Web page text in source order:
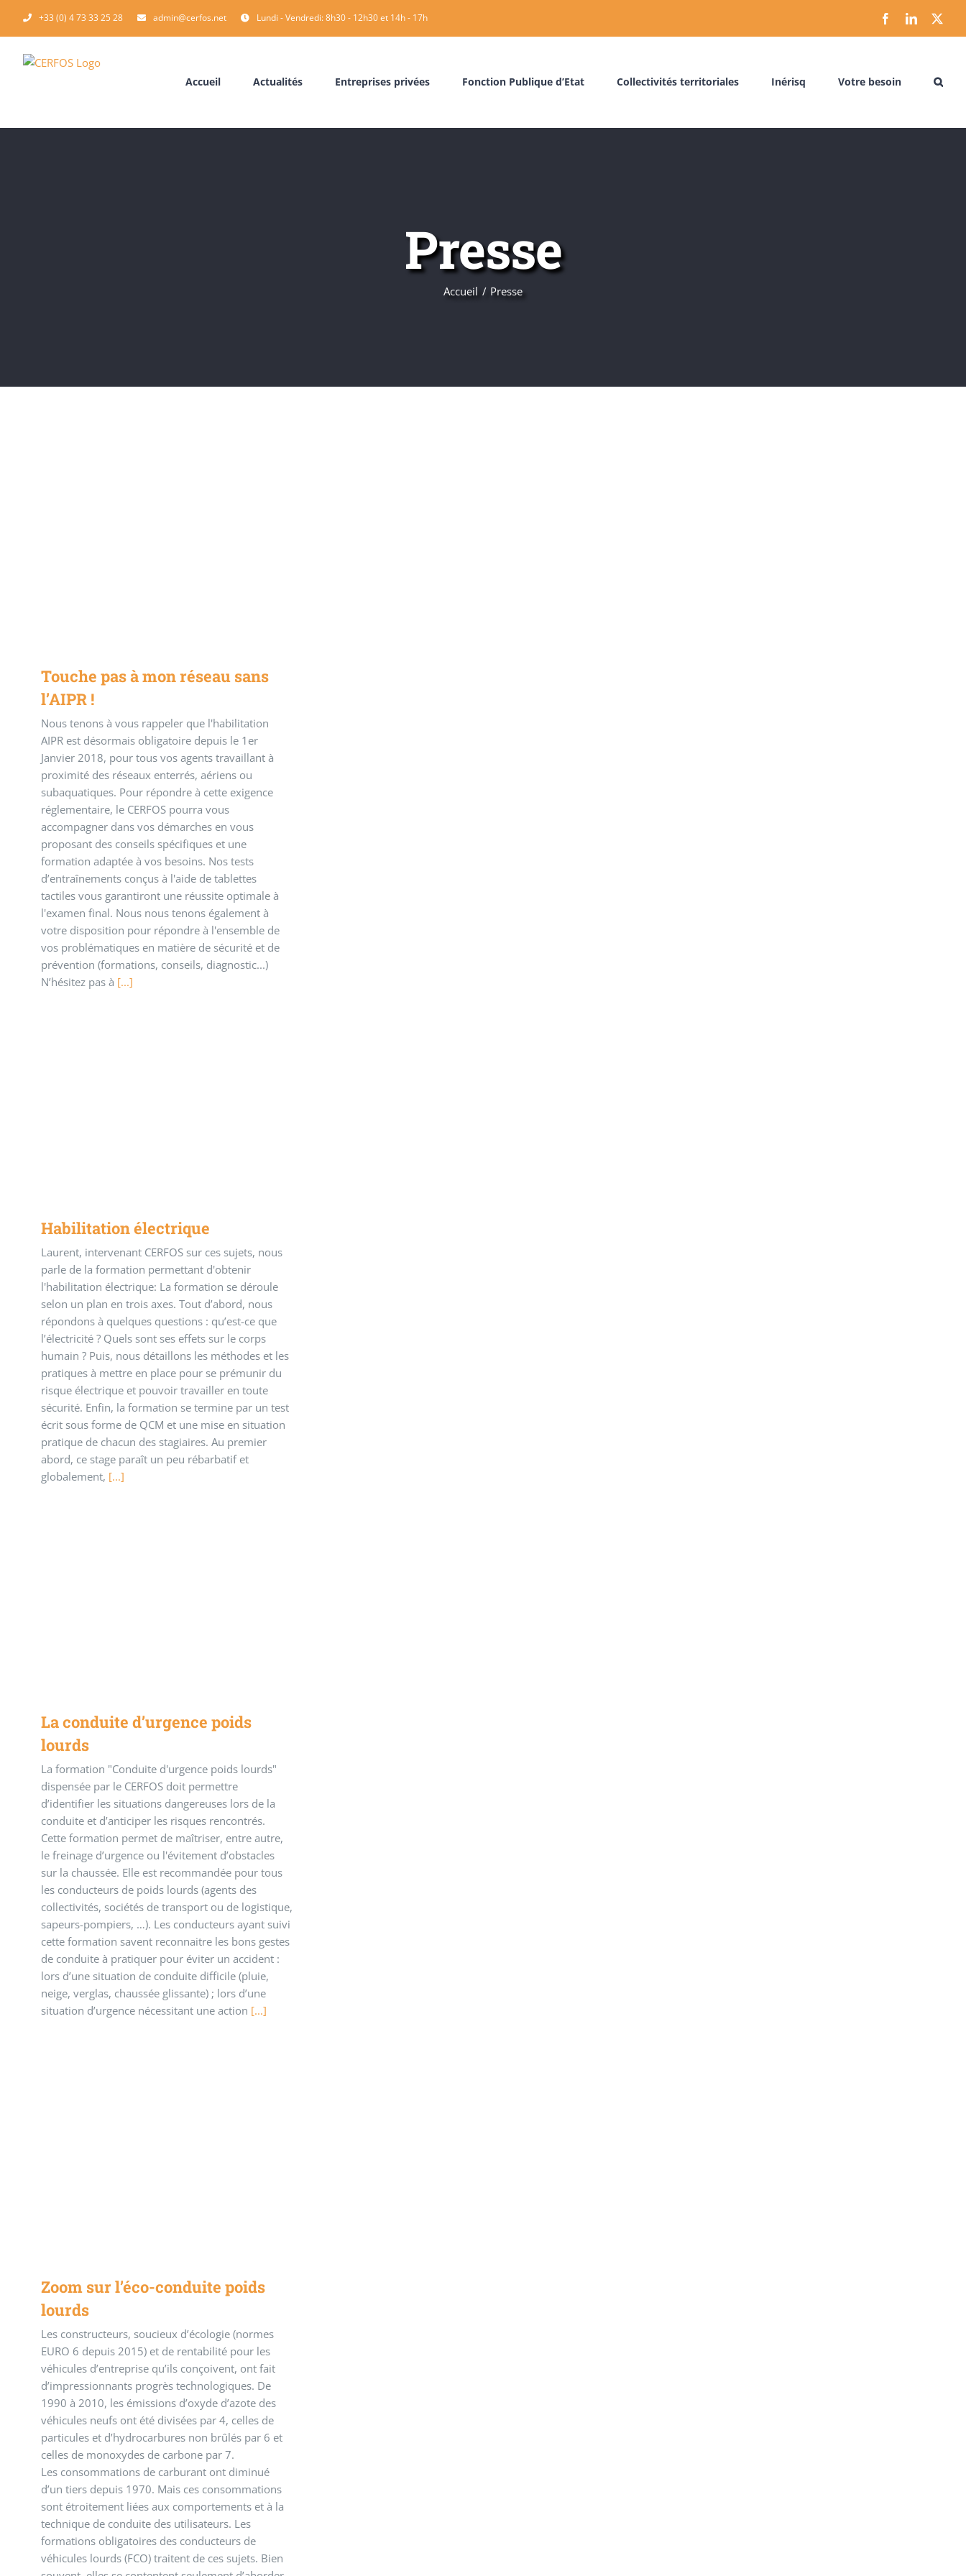
+33 (0) 4 73 33 25 28 admin@cerfos.net Lundi - Vendredi: 8h30 - 12h30 et 14h - 17h FacebookLinkedIn
Accueil Actualités Entreprises privées Fonction Publique d’Etat Collectivités territoriales Inérisq Votre besoin
Presse
Accueil Presse
Touche pas à mon réseau sans
l’AIPR !
Nous tenons à vous rappeler que l'habilitation
AIPR est désormais obligatoire depuis le 1er
Janvier 2018, pour tous vos agents travaillant à
proximité des réseaux enterrés, aériens ou
subaquatiques. Pour répondre à cette exigence
réglementaire, le CERFOS pourra vous
accompagner dans vos démarches en vous
proposant des conseils spécifiques et une
formation adaptée à vos besoins. Nos tests
d’entraînements conçus à l'aide de tablettes
tactiles vous garantiront une réussite optimale à
l'examen final. Nous nous tenons également à
votre disposition pour répondre à l'ensemble de
vos problématiques en matière de sécurité et de
prévention (formations, conseils, diagnostic...)
N’hésitez pas à [...]
Habilitation électrique
Laurent, intervenant CERFOS sur ces sujets, nous
parle de la formation permettant d'obtenir
l'habilitation électrique: La formation se déroule
selon un plan en trois axes. Tout d’abord, nous
répondons à quelques questions : qu’est-ce que
l’électricité ? Quels sont ses effets sur le corps
humain ? Puis, nous détaillons les méthodes et les
pratiques à mettre en place pour se prémunir du
risque électrique et pouvoir travailler en toute
sécurité. Enfin, la formation se termine par un test
écrit sous forme de QCM et une mise en situation
pratique de chacun des stagiaires. Au premier
abord, ce stage paraît un peu rébarbatif et
globalement, [...]
La conduite d’urgence poids
lourds
La formation "Conduite d'urgence poids lourds"
dispensée par le CERFOS doit permettre
d’identifier les situations dangereuses lors de la
conduite et d’anticiper les risques rencontrés.
Cette formation permet de maîtriser, entre autre,
le freinage d’urgence ou l'évitement d’obstacles
sur la chaussée. Elle est recommandée pour tous
les conducteurs de poids lourds (agents des
collectivités, sociétés de transport ou de logistique,
sapeurs-pompiers, …). Les conducteurs ayant suivi
cette formation savent reconnaitre les bons gestes
de conduite à pratiquer pour éviter un accident :
lors d’une situation de conduite difficile (pluie,
neige, verglas, chaussée glissante) ; lors d’une
situation d’urgence nécessitant une action [...]
Zoom sur l’éco-conduite poids
lourds
Les constructeurs, soucieux d’écologie (normes
EURO 6 depuis 2015) et de rentabilité pour les
véhicules d’entreprise qu’ils conçoivent, ont fait
d’impressionnants progrès technologiques. De
1990 à 2010, les émissions d’oxyde d’azote des
véhicules neufs ont été divisées par 4, celles de
particules et d’hydrocarbures non brûlés par 6 et
celles de monoxydes de carbone par 7.
Les consommations de carburant ont diminué
d’un tiers depuis 1970. Mais ces consommations
sont étroitement liées aux comportements et à la
technique de conduite des utilisateurs. Les
formations obligatoires des conducteurs de
véhicules lourds (FCO) traitent de ces sujets. Bien